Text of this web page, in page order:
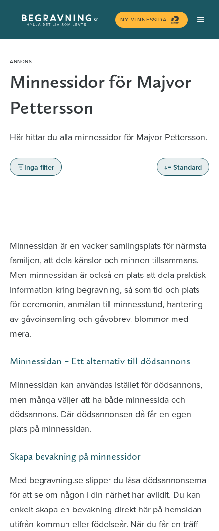
innehåll
NY MINNESSIDA
Minnessidor för Majvor
Pettersson
Här hittar du alla minnessidor för Majvor Pettersson.
Inga filter Standard
Minnessidan är en vacker samlingsplats för närmsta
familjen, att dela känslor och minnen tillsammans.
Men minnessidan är också en plats att dela praktisk
information kring begravning, så som tid och plats
för ceremonin, anmälan till minnesstund, hantering
av gåvoinsamling och gåvobrev, blommor med
mera.
Minnessidan – Ett alternativ till dödsannons
Minnessidan kan användas istället för dödsannons,
men många väljer att ha både minnessida och
dödsannons. Där dödsannonsen då får en egen
plats på minnessidan.
Skapa bevakning på minnessidor
Med begravning.se slipper du läsa dödsannonserna
för att se om någon i din närhet har avlidit. Du kan
enkelt skapa en bevakning direkt här på hemsidan
utifrån kommun eller födelseår. När du får en träff